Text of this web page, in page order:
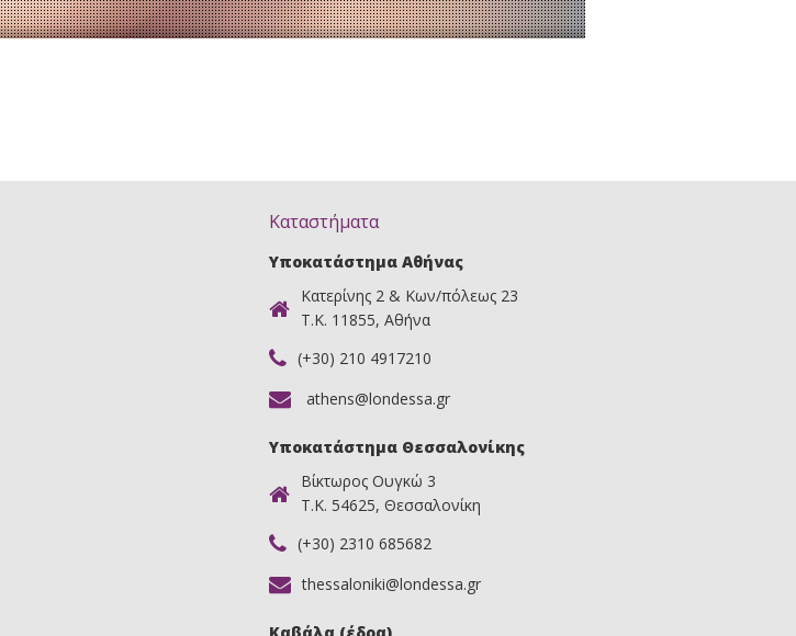
Καταστήματα
Υποκατάστημα Αθήνας
Κατερίνης 2 & Κων/πόλεως 23
Τ.Κ. 11855, Αθήνα
(+30) 210 4917210
athens@londessa.gr
Υποκατάστημα Θεσσαλονίκης
Βίκτωρος Ουγκώ 3
Τ.Κ. 54625, Θεσσαλονίκη
(+30) 2310 685682
thessaloniki@londessa.gr